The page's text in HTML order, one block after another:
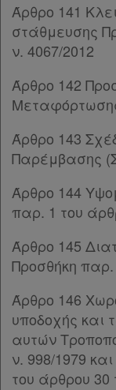
Άρθρο 141
στάθμευσης
ν. 4067/2012
Άρθρο 142
Άρθρο 143
Παρέμβασης
Άρθρο 144
παρ. 1 του
Άρθρο 145
Προσθήκη παρ.
Άρθρο 146
υποδοχής και
αυτών
ν. 998/1979
του άρθρου 30